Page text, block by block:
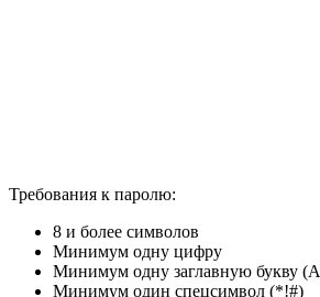
Требования к паролю:
8 и более символов
Минимум одну цифру
Минимум одну заглавную букву
Минимум один спецсимвол (*!#)